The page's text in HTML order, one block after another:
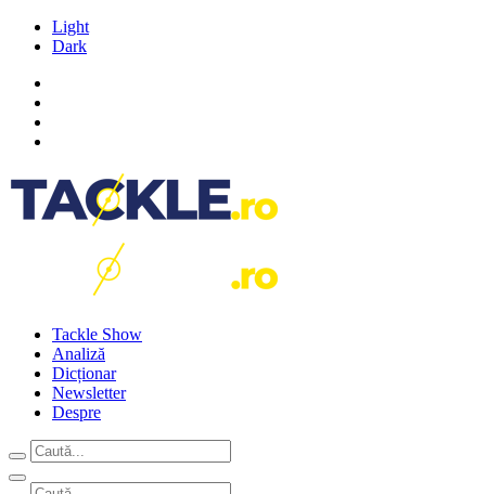
Light
Dark
Tackle Show
Analiză
Dicționar
Newsletter
Despre